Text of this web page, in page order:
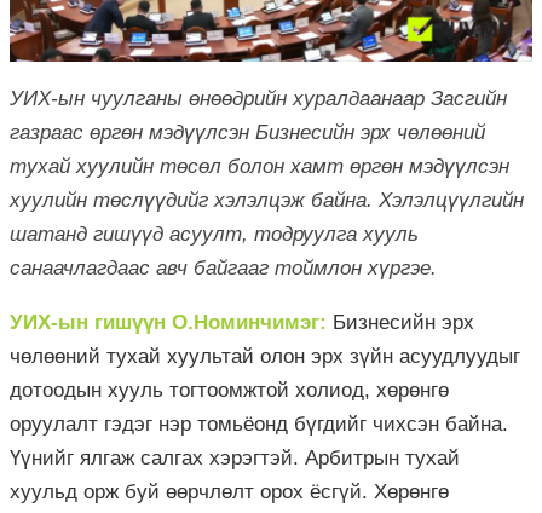
УИХ-ын чуулганы өнөөдрийн хуралдаанаар Засгийн
газраас өргөн мэдүүлсэн Бизнесийн эрх чөлөөний
тухай хуулийн төсөл болон хамт өргөн мэдүүлсэн
хуулийн төслүүдийг хэлэлцэж байна. Хэлэлцүүлгийн
шатанд гишүүд асуулт, тодруулга хууль
санаачлагдаас авч байгааг тоймлон хүргэе.
УИХ-ын гишүүн О.Номинчимэг: Бизнесийн эрх
чөлөөний тухай хуультай олон эрх зүйн асуудлуудыг
дотоодын хууль тогтоомжтой холиод, хөрөнгө
оруулалт гэдэг нэр томьёонд бүгдийг чихсэн байна.
Үүнийг ялгаж салгах хэрэгтэй. Арбитрын тухай
хуульд орж буй өөрчлөлт орох ёсгүй. Хөрөнгө